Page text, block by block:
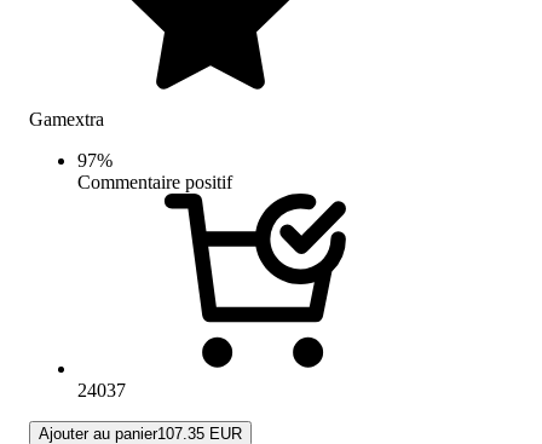
Gamextra
97%
Commentaire positif
24037
Ajouter au panier107.35 EUR